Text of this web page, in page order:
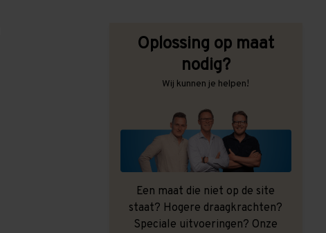
Oplossing op maat
nodig?
Wij kunnen je helpen!
Een maat die niet op de site
staat? Hogere draagkrachten?
Speciale uitvoeringen? Onze